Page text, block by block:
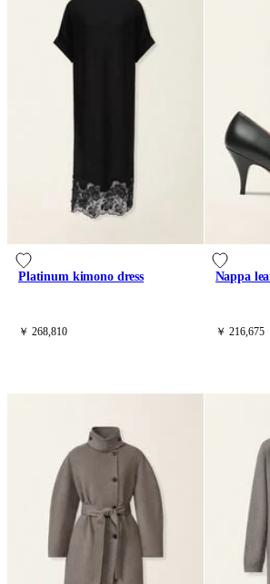
Platinum kimono dress
￥ 268,810
Nappa
￥ 216,675